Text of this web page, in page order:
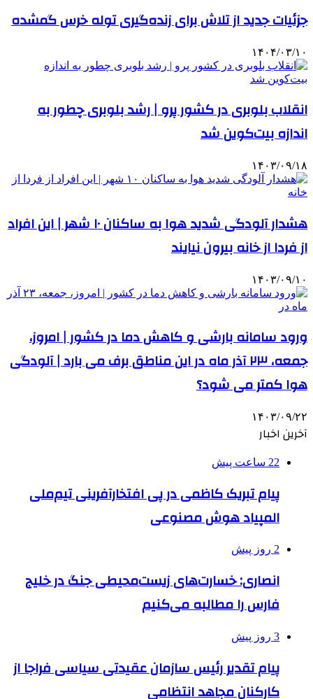
جزئیات جدید از تلاش برای زنده‌گیری توله خرس گمشده
۱۴۰۴/۰۳/۱۰
انقلاب بلوبری در کشور پرو | رشد بلوبری چطور به
اندازه بیت‌کوین شد
۱۴۰۳/۰۹/۱۸
هشدار آلودگی شدید هوا به ساکنان ۱۰ شهر | این افراد
از فردا از خانه بیرون نیایند
۱۴۰۳/۰۹/۱۰
ورود سامانه بارشی و کاهش دما در کشور |‌ امروز،
جمعه، ۲۳ آذر ماه در این مناطق برف می بارد | آلودگی
هوا کمتر می شود؟
۱۴۰۳/۰۹/۲۲
آخرین اخبار
22 ساعت پیش
پیام تبریک کاظمی در پی افتخارآفرینی تیم‌ملی
المپیاد هوش مصنوعی
2 روز پیش
انصاری: خسارت‌های زیست‌محیطی جنگ در خلیج
فارس را مطالبه‌ می‌کنیم
3 روز پیش
پیام تقدیر رئیس سازمان عقیدتی سیاسی فراجا از
کارکنان مجاهد انتظامی